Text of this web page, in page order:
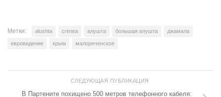
Метки: alushta crimea алушта большая алушта джамала
евровидение крым малореченское
СЛЕДУЮЩАЯ ПУБЛИКАЦИЯ
В Партените похищено 500 метров телефонного кабеля: